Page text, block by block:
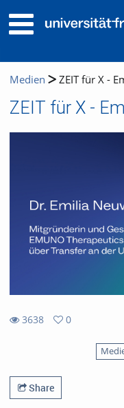
Medien ZEIT für X -
3638
0
Share